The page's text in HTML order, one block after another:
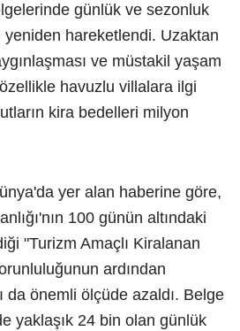
günlük ve sezonluk
yeniden hareketlendi. Uzaktan
ve müstakil yaşam
havuzlu villalara ilgi
kira bedelleri milyon
yer alan haberine göre,
100 günün altındaki
"Turizm Amaçlı Kiralanan
ardından
da önemli ölçüde azaldı. Belge
yaklaşık 24 bin olan günlük